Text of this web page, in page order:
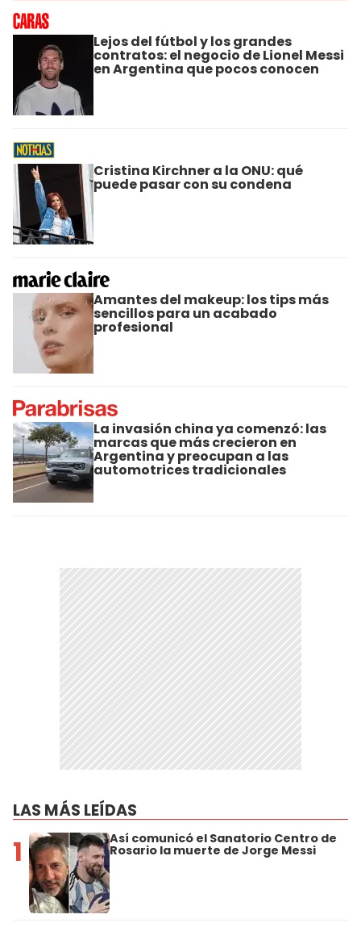
Lejos del fútbol y los grandes
contratos: el negocio de Lionel Messi
en Argentina que pocos conocen
Cristina Kirchner a la ONU: qué
puede pasar con su condena
Amantes del makeup: los tips más
sencillos para un acabado
profesional
La invasión china ya comenzó: las
marcas que más crecieron en
Argentina y preocupan a las
automotrices tradicionales
LAS MÁS LEÍDAS
1 Así comunicó el Sanatorio Centro de
Rosario la muerte de Jorge Messi